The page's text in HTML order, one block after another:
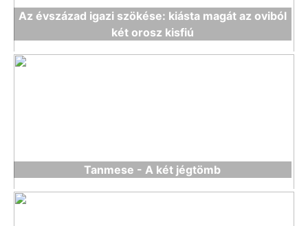
Az évszázad igazi szökése: kiásta magát az oviból
két orosz kisfiú
Tanmese - A két jégtömb